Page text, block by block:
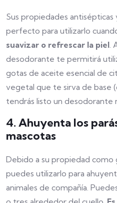
Sus propiedades
perfecto para utilizarlo
suavizar o refrescar la piel.
desodorante te permitirá
gotas de aceite esencial de
vegetal que te sirva de base
tendrás listo un desodorante
4. Ahuyenta los
mascotas
Debido a su propiedad como
puedes utilizarlo para
animales de compañía.